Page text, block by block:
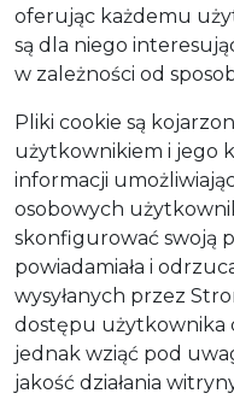
oferując każdemu
są dla niego
w zależności od
Pliki cookie są
użytkownikiem i jego
informacji
osobowych
skonfigurować swoją
powiadamiała i
wysyłanych przez
dostępu użytkownika
jednak wziąć pod
jakość działania